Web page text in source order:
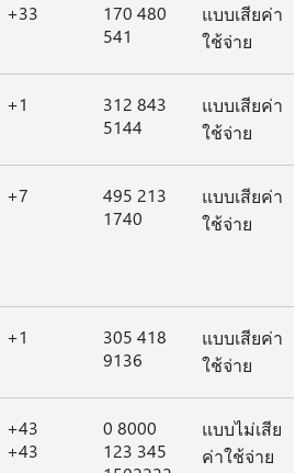
+33
170 480
541
แบบเสียค่า
ใช้จ่าย
+1
312 843
5144
แบบเสียค่า
ใช้จ่าย
+7
495 213
1740
แบบเสียค่า
ใช้จ่าย
+1
305 418
9136
แบบเสียค่า
ใช้จ่าย
+43
+43
0 8000
123 345
แบบไม่เสีย
ค่าใช้จ่าย